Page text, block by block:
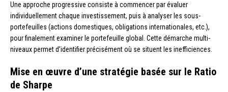
Une approche progressive consiste à commencer par évaluer
individuellement chaque investissement, puis à analyser les sous-
portefeuilles (actions domestiques, obligations internationales, etc.),
pour finalement examiner le portefeuille global. Cette démarche multi-
niveaux permet d’identifier précisément où se situent les inefficiences.
Mise en œuvre d’une stratégie basée sur le Ratio
de Sharpe